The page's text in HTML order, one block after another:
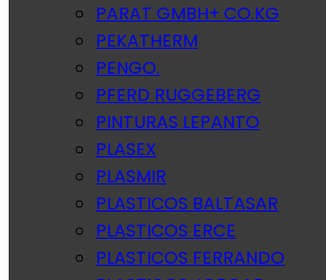
PARAT GMBH+ CO.KG
PEKATHERM
PENGO.
PFERD RUGGEBERG
PINTURAS LEPANTO
PLASEX
PLASMIR
PLASTICOS BALTASAR
PLASTICOS ERCE
PLASTICOS FERRANDO